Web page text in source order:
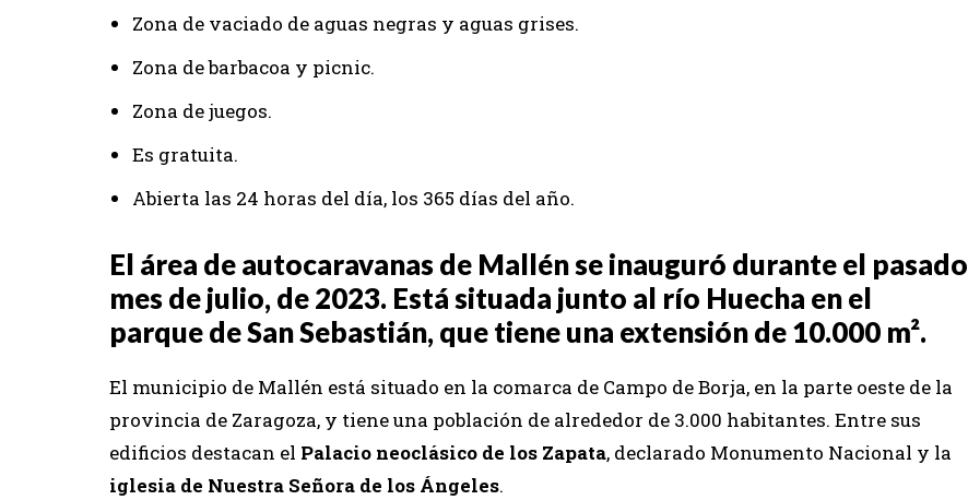
Zona de vaciado de aguas negras y aguas grises.
Zona de barbacoa y picnic.
Zona de juegos.
Es gratuita.
Abierta las 24 horas del día, los 365 días del año.
El área de autocaravanas de Mallén se inauguró durante el pasado
mes de julio, de 2023. Está situada junto al río Huecha en el
parque de San Sebastián, que tiene una extensión de 10.000 m².
El municipio de Mallén está situado en la comarca de Campo de Borja, en la parte oeste de la
provincia de Zaragoza, y tiene una población de alrededor de 3.000 habitantes. Entre sus
edificios destacan el Palacio neoclásico de los Zapata, declarado Monumento Nacional y la
iglesia de Nuestra Señora de los Ángeles.